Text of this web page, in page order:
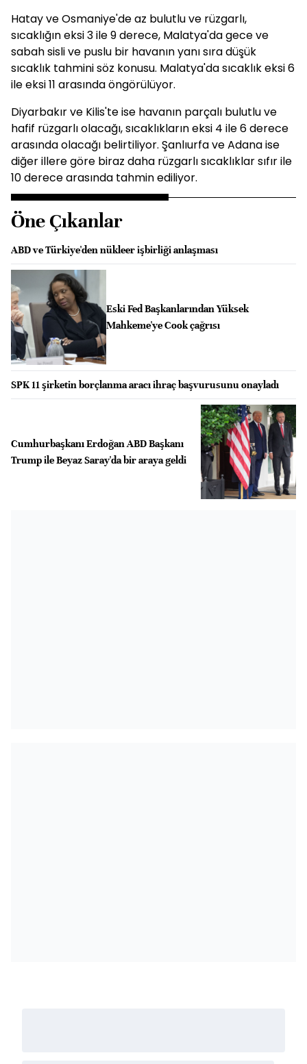
Hatay ve Osmaniye'de az bulutlu ve rüzgarlı,
sıcaklığın eksi 3 ile 9 derece, Malatya'da gece ve
sabah sisli ve puslu bir havanın yanı sıra düşük
sıcaklık tahmini söz konusu. Malatya'da sıcaklık eksi 6
ile eksi 11 arasında öngörülüyor.
Diyarbakır ve Kilis'te ise havanın parçalı bulutlu ve
hafif rüzgarlı olacağı, sıcaklıkların eksi 4 ile 6 derece
arasında olacağı belirtiliyor. Şanlıurfa ve Adana ise
diğer illere göre biraz daha rüzgarlı sıcaklıklar sıfır ile
10 derece arasında tahmin ediliyor.
Öne Çıkanlar
ABD ve Türkiye'den nükleer işbirliği anlaşması
Eski Fed Başkanlarından Yüksek
Mahkeme'ye Cook çağrısı
SPK 11 şirketin borçlanma aracı ihraç başvurusunu onayladı
Cumhurbaşkanı Erdoğan ABD Başkanı
Trump ile Beyaz Saray'da bir araya geldi